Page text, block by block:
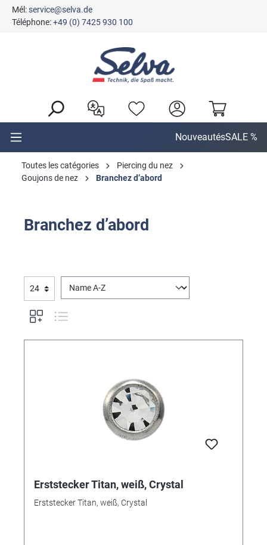
principal
Mél:service@selva.de
Téléphone:+49 (0) 7425 930 100
NouveautésSALE %
Toutes les catégories
Piercing du nez
Goujons de nez
Branchez d’abord
Branchez d’abord
Erststecker Titan, weiß, Crystal
Erststecker Titan, weiß, Crystal